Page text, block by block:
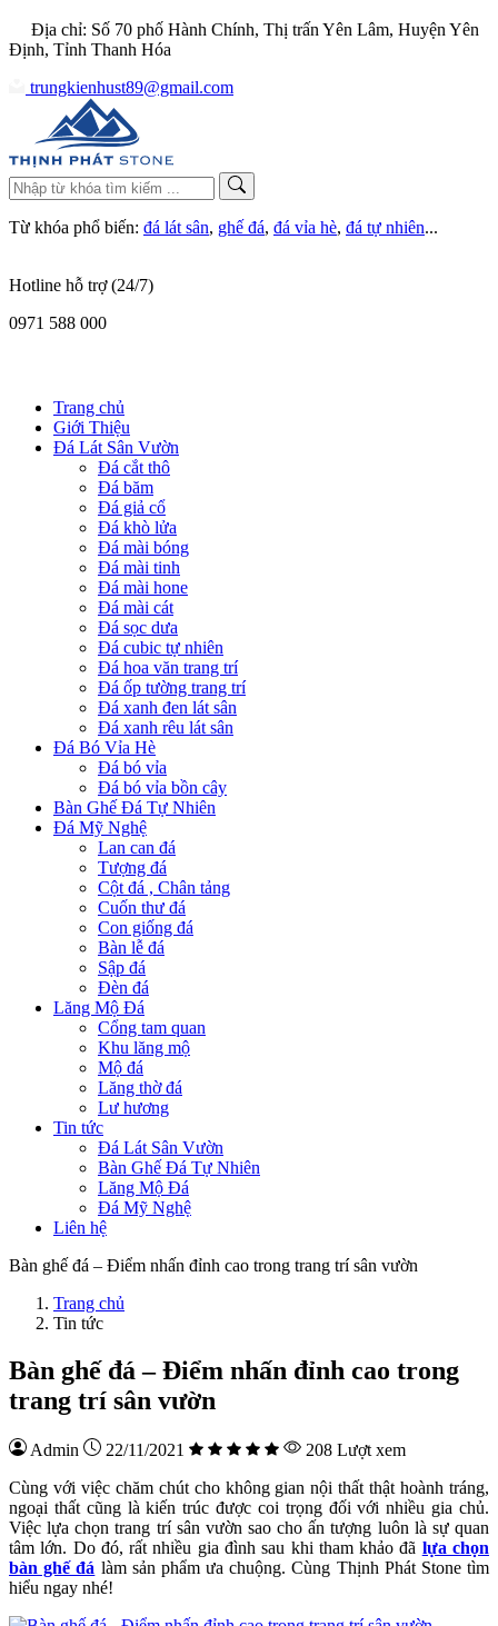
Địa chỉ: Số 70 phố Hành Chính, Thị trấn Yên Lâm, Huyện Yên
Định, Tỉnh Thanh Hóa
trungkienhust89@gmail.com
Từ khóa phổ biến: đá lát sân, ghế đá, đá vỉa hè, đá tự nhiên...
Hotline hỗ trợ (24/7)
0971 588 000
Trang chủ
Giới Thiệu
Đá Lát Sân Vườn
Đá cắt thô
Đá băm
Đá giả cổ
Đá khò lửa
Đá mài bóng
Đá mài tinh
Đá mài hone
Đá mài cát
Đá sọc dưa
Đá cubic tự nhiên
Đá hoa văn trang trí
Đá ốp tường trang trí
Đá xanh đen lát sân
Đá xanh rêu lát sân
Đá Bó Vỉa Hè
Đá bó vỉa
Đá bó vỉa bồn cây
Bàn Ghế Đá Tự Nhiên
Đá Mỹ Nghệ
Lan can đá
Tượng đá
Cột đá , Chân tảng
Cuốn thư đá
Con giống đá
Bàn lễ đá
Sập đá
Đèn đá
Lăng Mộ Đá
Cổng tam quan
Khu lăng mộ
Mộ đá
Lăng thờ đá
Lư hương
Tin tức
Đá Lát Sân Vườn
Bàn Ghế Đá Tự Nhiên
Lăng Mộ Đá
Đá Mỹ Nghệ
Liên hệ
Bàn ghế đá – Điểm nhấn đỉnh cao trong trang trí sân vườn
Trang chủ
Tin tức
Bàn ghế đá – Điểm nhấn đỉnh cao trong
trang trí sân vườn
Admin 22/11/2021
208 Lượt xem
Cùng với việc chăm chút cho không gian nội thất thật hoành tráng,
ngoại thất cũng là kiến trúc được coi trọng đối với nhiều gia chủ.
Việc lựa chọn trang trí sân vườn sao cho ấn tượng luôn là sự quan
tâm lớn. Do đó, rất nhiều gia đình sau khi tham khảo đã lựa chọn
bàn ghế đá làm sản phẩm ưa chuộng. Cùng Thịnh Phát Stone tìm
hiểu ngay nhé!